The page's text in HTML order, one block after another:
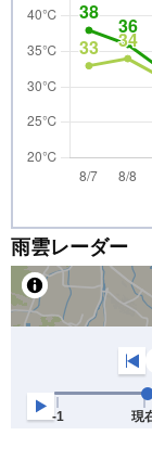
雨雲レーダー